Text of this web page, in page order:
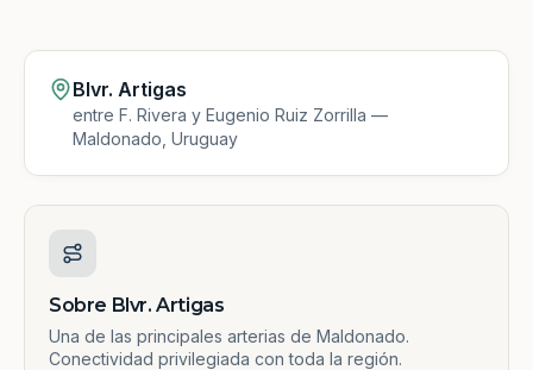
Blvr. Artigas
entre F. Rivera y Eugenio Ruiz Zorrilla —
Maldonado, Uruguay
Sobre Blvr. Artigas
Una de las principales arterias de Maldonado.
Conectividad privilegiada con toda la región.